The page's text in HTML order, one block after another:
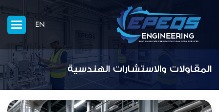
EN
المقاولات والاستشارات الهندسية